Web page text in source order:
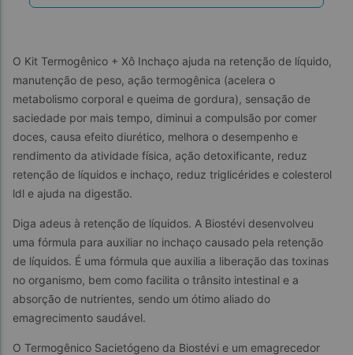
O Kit Termogênico + Xô Inchaço ajuda na retenção de líquido,
manutenção de peso, ação termogênica (acelera o
metabolismo corporal e queima de gordura), sensação de
saciedade por mais tempo, diminui a compulsão por comer
doces, causa efeito diurético, melhora o desempenho e
rendimento da atividade física, ação detoxificante, reduz
retenção de líquidos e inchaço, reduz triglicérides e colesterol
ldl e ajuda na digestão.
Diga adeus à retenção de líquidos. A Biostévi desenvolveu
uma fórmula para auxiliar no inchaço causado pela retenção
de líquidos. É uma fórmula que auxilia a liberação das toxinas
no organismo, bem como facilita o trânsito intestinal e a
absorção de nutrientes, sendo um ótimo aliado do
emagrecimento saudável.
O Termogênico Sacietógeno da Biostévi e um emagrecedor